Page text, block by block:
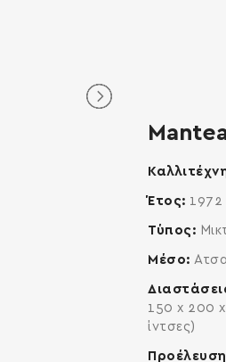
Έτος 1972
Τύπος
Μέσο
150 x 200
ίντσες)
Προέλευση